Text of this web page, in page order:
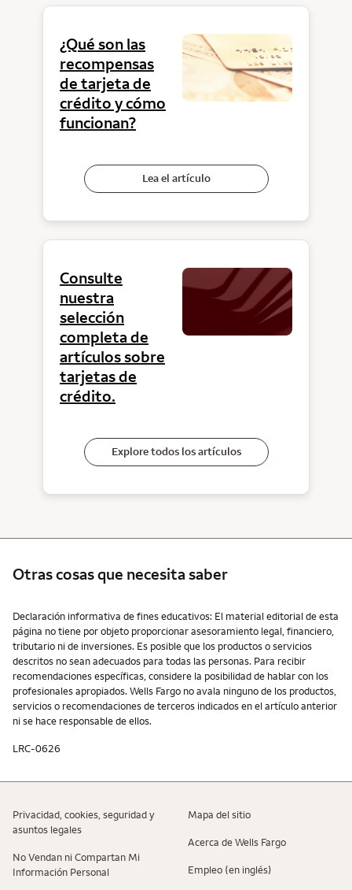
¿Qué son las
recompensas
de tarjeta de
crédito y cómo
funcionan?
Lea el artículo
Consulte
nuestra
selección
completa de
artículos sobre
tarjetas de
crédito.
Explore todos los artículos
Otras cosas que necesita saber
Otras cosas que necesita saber
Declaración informativa de fines educativos: El material editorial de esta
página no tiene por objeto proporcionar asesoramiento legal, financiero,
tributario ni de inversiones. Es posible que los productos o servicios
descritos no sean adecuados para todas las personas. Para recibir
recomendaciones específicas, considere la posibilidad de hablar con los
profesionales apropiados. Wells Fargo no avala ninguno de los productos,
servicios o recomendaciones de terceros indicados en el artículo anterior
ni se hace responsable de ellos.
LRC-0626
Privacidad, cookies, seguridad y
asuntos legales
No Vendan ni Compartan Mi
Información Personal
Mapa del sitio
Acerca de Wells Fargo
Empleo (en inglés)